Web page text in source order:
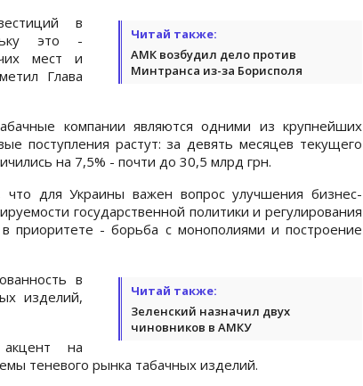
Читай также:
АМК возбудил дело против
Минтранса из-за Борисполя
в
это -
мест и
Глава
компании являются одними из крупнейших
поступления растут: за девять месяцев текущего
на 7,5% - почти до 30,5 млрд грн.
что для Украины важен вопрос улучшения бизнес-
государственной политики и регулирования
приоритете - борьба с монополиями и построение
Читай также:
Зеленский назначил двух
чиновников в АМКУ
в
изделий,
на
теневого рынка табачных изделий.